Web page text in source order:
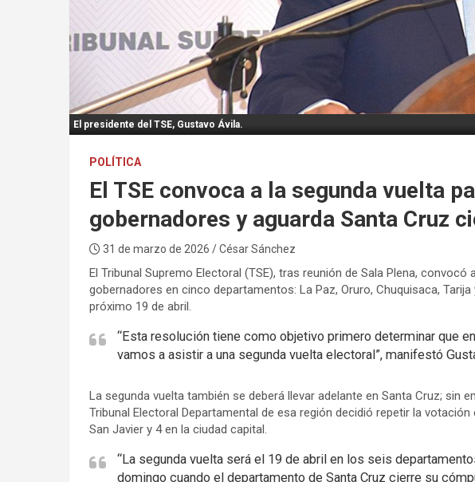
El presidente del TSE, Gustavo Ávila.
POLÍTICA
El TSE convoca a la segunda vuelta
gobernadores y aguarda Santa Cruz
31 de marzo de 2026 / César Sánchez
El Tribunal Supremo Electoral (TSE), tras reunión de Sala Plena, convocó
gobernadores en cinco departamentos: La Paz, Oruro, Chuquisaca,
próximo 19 de abril.
“Esta resolución tiene como objetivo primero determinar que
vamos a asistir a una segunda vuelta electoral”, manifestó
La segunda vuelta también se deberá llevar adelante en Santa Cruz; sin
Tribunal Electoral Departamental de esa región decidió repetir la
San Javier y 4 en la ciudad capital.
“La segunda vuelta será el 19 de abril en los seis
domingo cuando el departamento de Santa Cruz cierre su